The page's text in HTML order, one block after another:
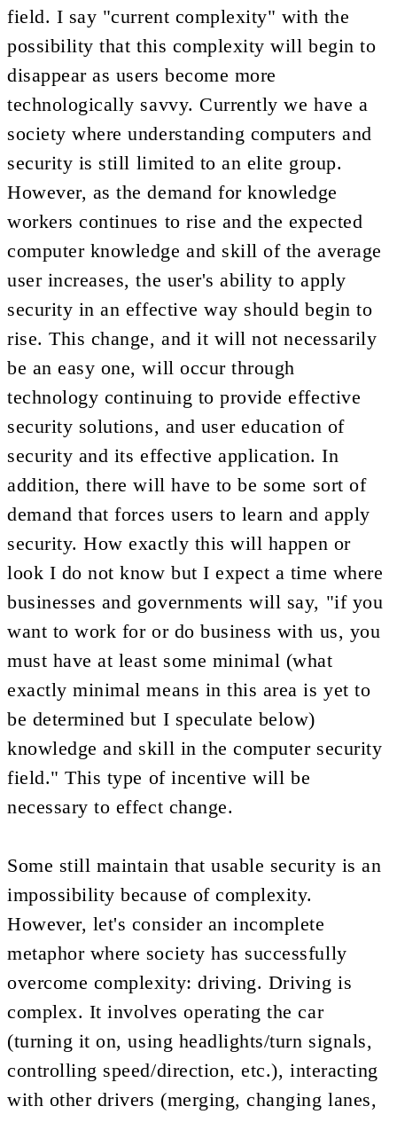
field. I say "current complexity" with the
possibility that this complexity will begin to
disappear as users become more
technologically savvy. Currently we have a
society where understanding computers and
security is still limited to an elite group.
However, as the demand for knowledge
workers continues to rise and the expected
computer knowledge and skill of the average
user increases, the user's ability to apply
security in an effective way should begin to
rise. This change, and it will not necessarily
be an easy one, will occur through
technology continuing to provide effective
security solutions, and user education of
security and its effective application. In
addition, there will have to be some sort of
demand that forces users to learn and apply
security. How exactly this will happen or
look I do not know but I expect a time where
businesses and governments will say, "if you
want to work for or do business with us, you
must have at least some minimal (what
exactly minimal means in this area is yet to
be determined but I speculate below)
knowledge and skill in the computer security
field." This type of incentive will be
necessary to effect change.
Some still maintain that usable security is an
impossibility because of complexity.
However, let's consider an incomplete
metaphor where society has successfully
overcome complexity: driving. Driving is
complex. It involves operating the car
(turning it on, using headlights/turn signals,
controlling speed/direction, etc.), interacting
with other drivers (merging, changing lanes,